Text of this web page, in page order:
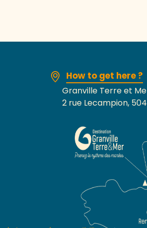
How to get here ?
Granville Terre et
2 rue Lecampion,